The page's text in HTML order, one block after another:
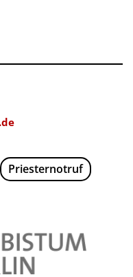
Priesternotruf